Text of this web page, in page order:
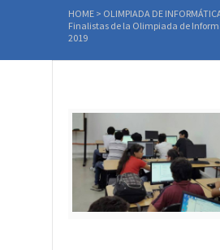
HOME > OLIMPIADA DE
Finalistas de la Olimpiada de
2019